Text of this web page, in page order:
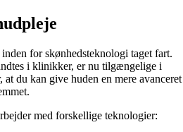
for skønhedsteknologi taget fart.
i klinikker, er nu tilgængelige i
at du kan give huden en mere avanceret
med forskellige teknologier: